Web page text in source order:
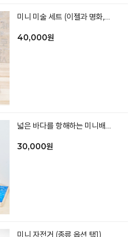
미니 미술 세트 (이젤과 명화,의자,팔레트,붓,바닥)
40,000원
넓은 바다를 항해하는 미니배 (색상랜덤)
30,000원
미니 자전거 (종류 옵션 택1)